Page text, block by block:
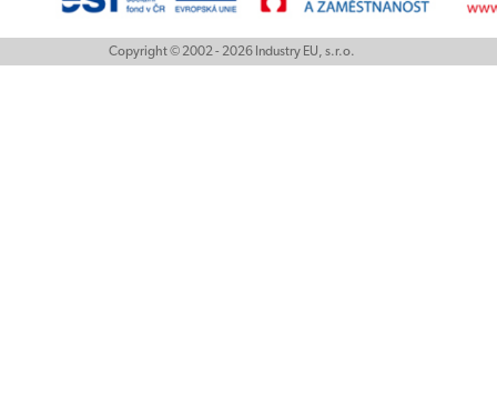
Copyright © 2002 - 2026 Industry EU, s.r.o.